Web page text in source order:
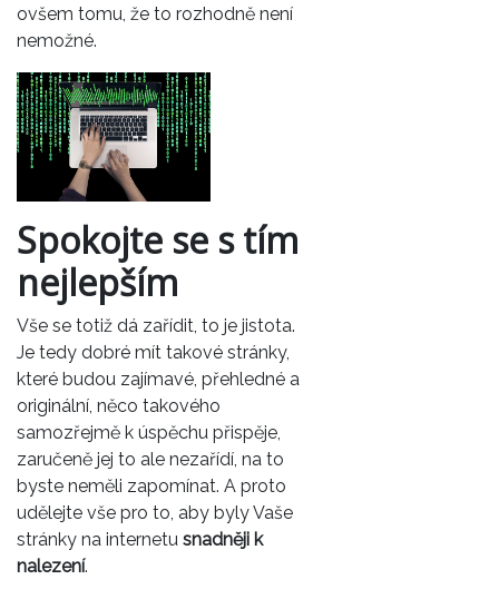
ovšem tomu, že to rozhodně není
nemožné.
Spokojte se s tím
nejlepším
Vše se totiž dá zařídit, to je jistota.
Je tedy dobré mít takové stránky,
které budou zajímavé, přehledné a
originální, něco takového
samozřejmě k úspěchu přispěje,
zaručeně jej to ale nezařídí, na to
byste neměli zapomínat. A proto
udělejte vše pro to, aby byly Vaše
stránky na internetu snadněji k
nalezení.